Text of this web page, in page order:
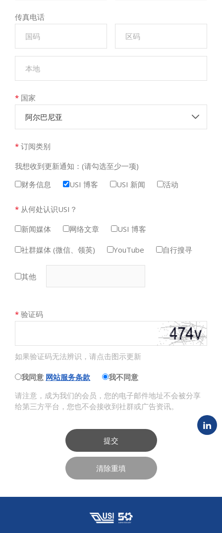
传真电话
* 国家
阿尔巴尼亚
* 订阅类别
我想收到更新通知：(请勾选至少一项)
财务信息
USI 博客 USI 新闻 活动
* 从何处认识USI？
新闻媒体
网络文章 USI 博客
社群媒体 (微信、领英) YouTube 自行搜寻
其他
* 验证码
如果验证码无法辨识，请点击图示更新
我同意 网站服务条款
我不同意
请注意，成为我们的会员，您的电子邮件地址不会被分享
给第三方平台，您也不会接收到社群或广告资讯。
提交
清除重填